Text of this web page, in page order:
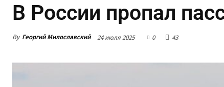
В России пропал
By Георгий Милославский 24 июля 2025 0 43